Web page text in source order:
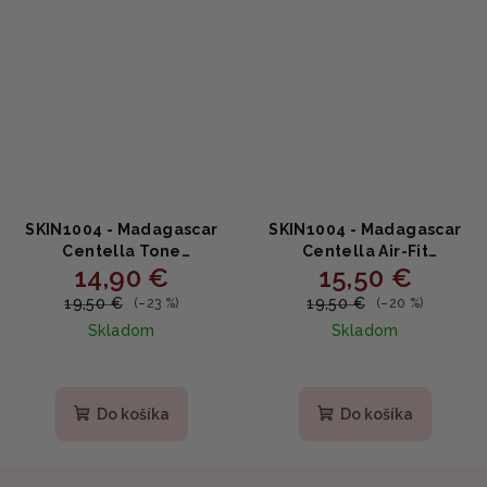
SKIN1004 - Madagascar
Centella Tone
Brightening Tone-Up
Sunscreen SPF50+ PA++++
- Opaľovací krém na tvár
50ml
14,90 €
19,50 € (–23 %)
Skladom
produktu
Do košíka
SKIN1004 - Madagascar
Centella Air-Fit
Suncream Light SPF30
PA++++-Opaľovací krém s
centellou Madagascar
Centella 50ml
15,50 €
19,50 € (–20 %)
Skladom
Do košíka